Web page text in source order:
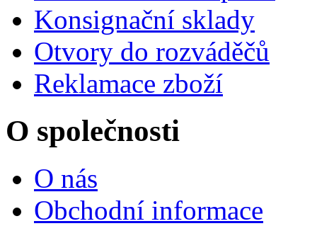
Konsignační sklady
Otvory do rozváděčů
Reklamace zboží
O společnosti
O nás
Obchodní informace